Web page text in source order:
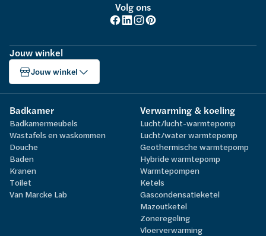
Volg ons
Jouw winkel
Jouw winkel
Badkamer
Badkamermeubels
Wastafels en waskommen
Douche
Baden
Kranen
Toilet
Van Marcke Lab
Verwarming & koeling
Lucht/lucht-warmtepomp
Lucht/water warmtepomp
Geothermische warmtepomp
Hybride warmtepomp
Warmtepompen
Ketels
Gascondensatieketel
Mazoutketel
Zoneregeling
Vloerverwarming